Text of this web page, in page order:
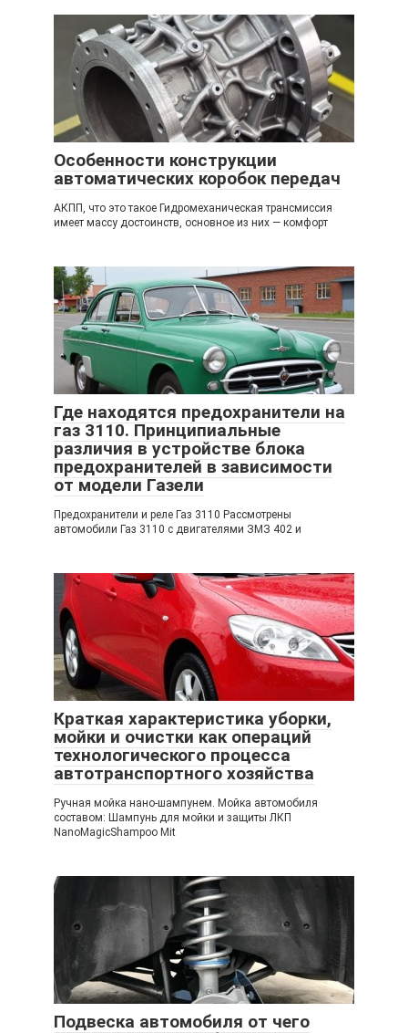
Особенности конструкции
автоматических коробок передач
АКПП, что это такое Гидромеханическая трансмиссия
имеет массу достоинств, основное из них — комфорт
Где находятся предохранители на
газ 3110. Принципиальные
различия в устройстве блока
предохранителей в зависимости
от модели Газели
Предохранители и реле Газ 3110 Рассмотрены
автомобили Газ 3110 с двигателями ЗМЗ 402 и
Краткая характеристика уборки,
мойки и очистки как операций
технологического процесса
автотранспортного хозяйства
Ручная мойка нано-шампунем. Мойка автомобиля
составом: Шампунь для мойки и защиты ЛКП
NanoMagicShampoo Mit
Подвеска автомобиля от чего